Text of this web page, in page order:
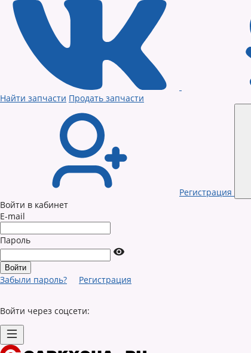
Найти запчасти Продать запчасти
Регистрация
Войти в кабинет
E-mail
Пароль
Забыли пароль? Регистрация
Войти через соцсети: